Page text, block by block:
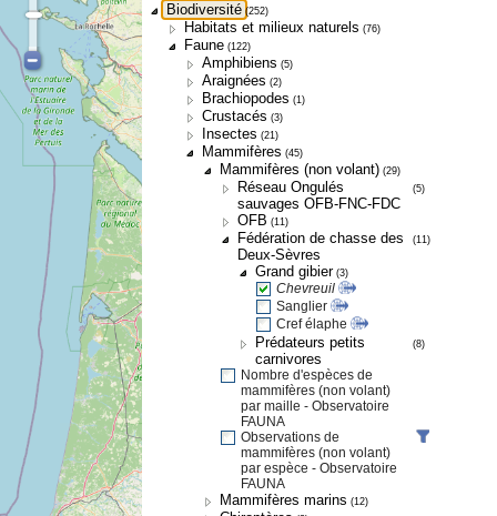
Biodiversité (252)
Habitats et milieux naturels (76)
Faune (122)
Amphibiens (5)
Araignées (2)
Brachiopodes (1)
Crustacés (3)
Insectes (21)
Mammifères (45)
Mammifères (non volant) (29)
Réseau Ongulés
sauvages OFB-FNC-FDC
(5)
OFB (11)
Fédération de chasse des
Deux-Sèvres
(11)
Grand gibier (3)
Chevreuil
Sanglier
Cref élaphe
Prédateurs petits
carnivores
(8)
Nombre d'espèces de
mammifères (non volant)
par maille - Observatoire
FAUNA
Observations de
mammifères (non volant)
par espèce - Observatoire
FAUNA
Mammifères marins (12)